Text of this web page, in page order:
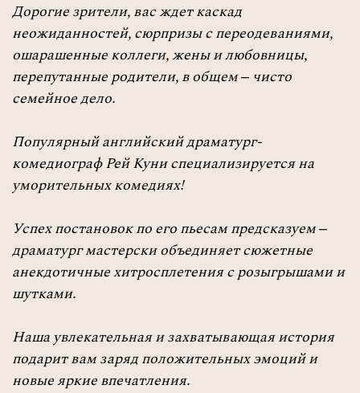
Дорогие зрители, вас ждет каскад
неожиданностей, сюрпризы с переодеваниями,
ошарашенные коллеги, жены и любовницы,
перепутанные родители, в общем – чисто
семейное дело.
Популярный английский драматург-
комедиограф Рей Куни специализируется на
уморительных комедиях!
Успех постановок по его пьесам предсказуем –
драматург мастерски объединяет сюжетные
анекдотичные хитросплетения с розыгрышами и
шутками.
Наша увлекательная и захватывающая история
подарит вам заряд положительных эмоций и
новые яркие впечатления.